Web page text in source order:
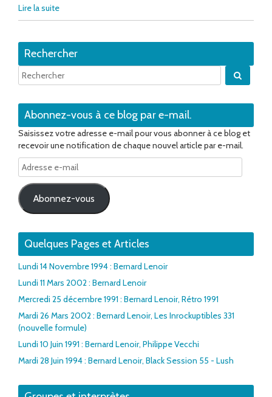
Lire la suite
Rechercher
Abonnez-vous à ce blog par e-mail.
Saisissez votre adresse e-mail pour vous abonner à ce blog et
recevoir une notification de chaque nouvel article par e-mail.
Adresse
e-
mail
Abonnez-vous
Quelques Pages et Articles
Lundi 14 Novembre 1994 : Bernard Lenoir
Lundi 11 Mars 2002 : Bernard Lenoir
Mercredi 25 décembre 1991 : Bernard Lenoir, Rétro 1991
Mardi 26 Mars 2002 : Bernard Lenoir, Les Inrockuptibles 331
(nouvelle formule)
Lundi 10 Juin 1991 : Bernard Lenoir, Philippe Vecchi
Mardi 28 Juin 1994 : Bernard Lenoir, Black Session 55 - Lush